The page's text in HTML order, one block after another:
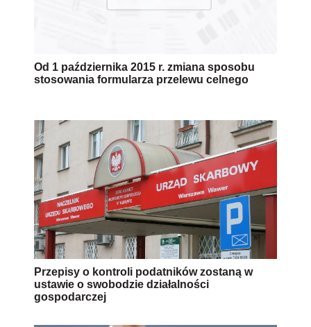
Od 1 października 2015 r. zmiana sposobu
stosowania formularza przelewu celnego
Przepisy o kontroli podatników zostaną w
ustawie o swobodzie działalności
gospodarczej